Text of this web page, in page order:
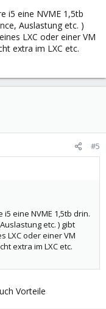
i5 eine NVME 1,5tb
Auslastung etc. )
LXC oder einer VM
extra im LXC etc.
#5
eine NVME 1,5tb drin.
etc. ) gibt
LXC oder einer VM
extra im LXC etc.
Vorteile